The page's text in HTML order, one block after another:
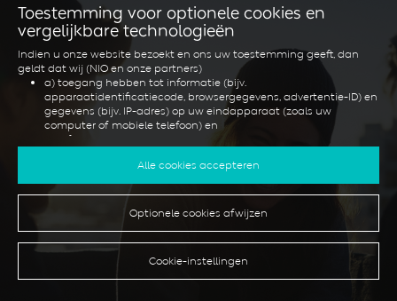
Toestemming voor optionele cookies en
vergelijkbare technologieën
Indien u onze website bezoekt en ons uw toestemming geeft, dan
geldt dat wij (NIO en onze partners)
a) toegang hebben tot informatie (bijv.
apparaatidentificatiecode, browsergegevens, advertentie-ID) en
gegevens (bijv. IP-adres) op uw eindapparaat (zoals uw
computer of mobiele telefoon) en
b) informatie opslaan (bijv. cookies) op uw eindapparaat.
Dit doen wij om onze website te optimaliseren en voor u te
weer te geven of om u aanvullende diensten en functies te bieden.
U kunt uw toestemming op elk gewenst moment intrekken onder
"Cookie-instellingen" of daar een individuele selectie maken. Houd er
rekening mee dat het intrekken van uw toestemming alleen werking
heeft voor de toekomst.
Alle cookies accepteren
Optionele cookies afwijzen
Cookie-instellingen